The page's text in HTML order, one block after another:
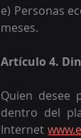
e) Personas
meses.
Artículo 4.
Quien desee
dentro del
Internet